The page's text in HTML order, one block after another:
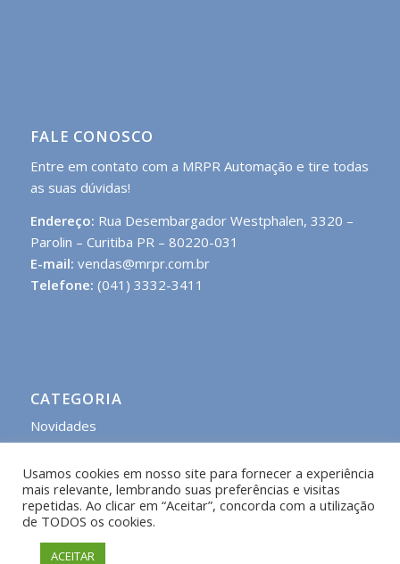
FALE CONOSCO
Entre em contato com a MRPR Automação e tire todas
as suas dúvidas!
Endereço: Rua Desembargador Westphalen, 3320 –
Parolin – Curitiba PR – 80220-031
E-mail: vendas@mrpr.com.br
Telefone: (041) 3332-3411
CATEGORIA
Novidades
Desenvolvido por
Usamos cookies em nosso site para fornecer a experiência
mais relevante, lembrando suas preferências e visitas
repetidas. Ao clicar em “Aceitar”, concorda com a utilização
de TODOS os cookies.
ACEITAR